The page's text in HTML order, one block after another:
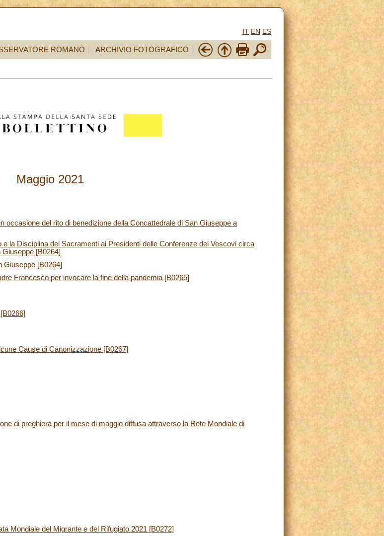
IT EN ES
ROMANO ARCHIVIO FOTOGRAFICO
Maggio 2021
occasione del rito di benedizione della Concattedrale di San Giuseppe a
e la Disciplina dei Sacramenti ai Presidenti delle Conferenze dei Vescovi circa
[B0264]
Giuseppe [B0264]
Francesco per invocare la fine della pandemia [B0265]
Cause di Canonizzazione [B0267]
di preghiera per il mese di maggio diffusa attraverso la Rete Mondiale di
Mondiale del Migrante e del Rifugiato 2021 [B0272]